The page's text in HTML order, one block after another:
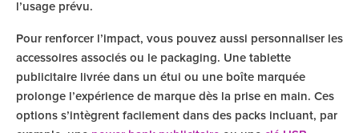
l’usage prévu.
Pour renforcer l’impact, vous pouvez aussi personnaliser les
accessoires associés ou le packaging. Une tablette
publicitaire livrée dans un étui ou une boîte marquée
prolonge l’expérience de marque dès la prise en main. Ces
options s’intègrent facilement dans des packs incluant, par